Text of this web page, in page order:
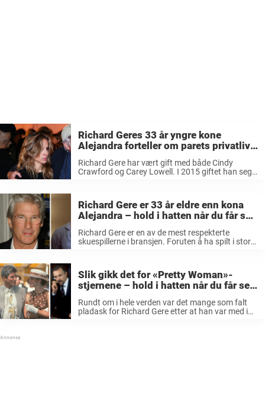
Richard Geres 33 år yngre kone
Alejandra forteller om parets privatliv
– bekrefter det vi visste hele tiden
Richard Gere har vært gift med både Cindy
Crawford og Carey Lowell. I 2015 giftet han seg
Richard Gere er 33 år eldre enn kona
Alejandra – hold i hatten når du får se
Richard Gere er en av de mest respekterte
skuespillerne i bransjen. Foruten å ha spilt i store
Slik gikk det for «Pretty Woman»-
stjernene – hold i hatten når du får se
Rundt om i hele verden var det mange som falt
pladask for Richard Gere etter at han var med i